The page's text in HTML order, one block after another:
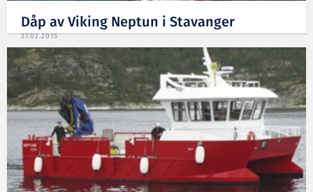
Dåp av Viking Neptun i Stavanger
27.02.2015